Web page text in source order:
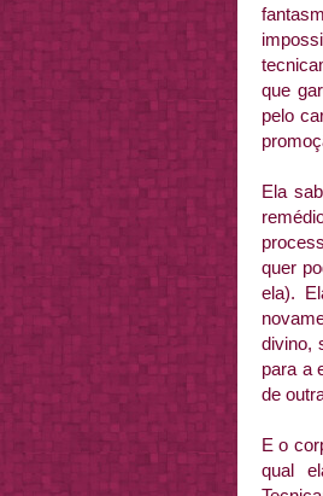
que
pelo
Ela
quer
ela).
divino,
para a
de
E o
qual